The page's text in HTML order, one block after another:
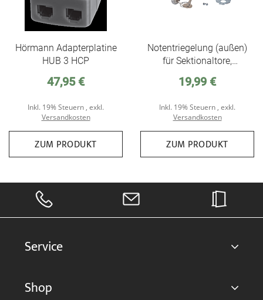
Hörmann Adapterplatine
HUB 3 HCP
47,95 €
Inkl. 19% Steuern , exkl.
Versandkosten
ZUM PRODUKT
Notentriegelung (außen)
für Sektionaltore,
Seitensektionaltore für
mm Bohrung, Aktion bis
19,99 €
Inkl. 19% Steuern , exkl.
Versandkosten
ZUM PRODUKT
Service
Shop